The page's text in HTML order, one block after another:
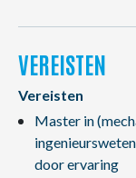
VEREISTEN
Vereisten
Master in
door ervaring